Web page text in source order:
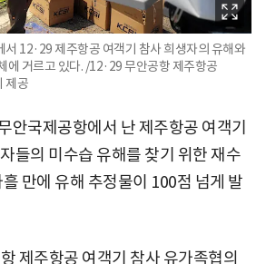
12·29 제주항공 여객기 참사 희생자의 유해와
에 거르고 있다. /12·29 무안공항 제주항공
제공
안국제공항에서 난 제주항공 여객기
들의 미수습 유해를 찾기 위한 재수
만에 유해 추정물이 100점 넘게 발
제주항공 여객기 참사 유가족협의